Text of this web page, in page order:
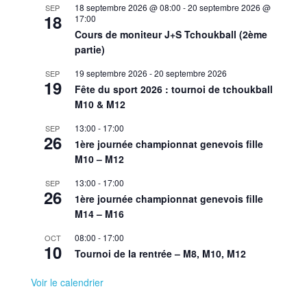
SEP
18
18 septembre 2026 @ 08:00 -20 septembre 2026 @
17:00
Cours de moniteur J+S Tchoukball (2ème
partie)
SEP
19
19 septembre 2026 -20 septembre 2026
Fête du sport 2026 : tournoi de tchoukball
M10 & M12
SEP
26
13:00 - 17:00
1ère journée championnat genevois fille
M10 – M12
SEP
26
13:00 - 17:00
1ère journée championnat genevois fille
M14 – M16
OCT
10
08:00 - 17:00
Tournoi de la rentrée – M8, M10, M12
Voir le calendrier